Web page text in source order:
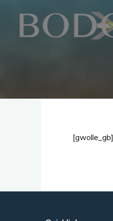
springen
[gwolle_gb]